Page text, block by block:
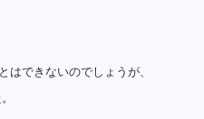
はできないのでしょうが、